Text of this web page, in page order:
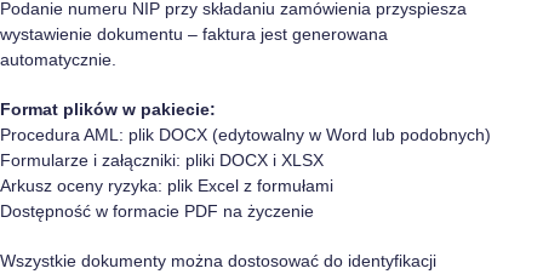
Podanie numeru NIP przy składaniu zamówienia przyspiesza
wystawienie dokumentu – faktura jest generowana
automatycznie.
Format plików w pakiecie:
Procedura AML: plik DOCX (edytowalny w Word lub podobnych)
Formularze i załączniki: pliki DOCX i XLSX
Arkusz oceny ryzyka: plik Excel z formułami
Dostępność w formacie PDF na życzenie
Wszystkie dokumenty można dostosować do identyfikacji